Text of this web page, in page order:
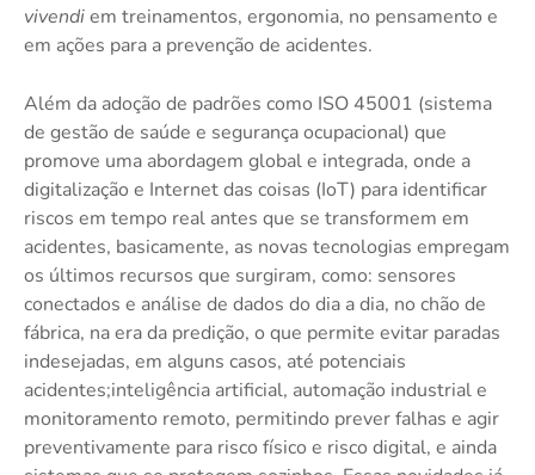
vivendiem treinamentos, ergonomia, no pensamento e
em ações para a prevenção de acidentes.
Além da adoção de padrões como ISO 45001 (sistema
de gestão de saúde e segurança ocupacional) que
promove uma abordagem global e integrada, onde a
digitalização e Internet das coisas (IoT) para identificar
riscos em tempo real antes que se transformem em
acidentes, basicamente, as novas tecnologias empregam
os últimos recursos que surgiram, como: sensores
conectados e análise de dados do dia a dia, no chão de
fábrica, na era da predição, o que permite evitar paradas
indesejadas, em alguns casos, até potenciais
acidentes;inteligência artificial, automação industrial e
monitoramento remoto, permitindo prever falhas e agir
preventivamente para risco físico e risco digital, e ainda